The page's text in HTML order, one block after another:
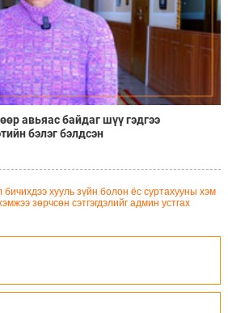
авьяас байдаг шүү гэдгээ
бэлэг бэлдсэн
хууль зүйн болон ёс суртахууны хэм
зөрчсөн сэтгэгдэлийг админ устгах